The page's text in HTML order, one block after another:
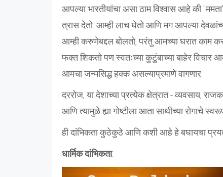
आपल्या भारतीयांचा असा ठाम विश्वास आहे की
त्रास देतो. आम्ही लाच घेतो आणि मग आपल्या
आम्ही करुणेबद्दल बोलतो, परंतु आमच्या घरात काम
फक्त शिकतो पण स्वतःच्या कुटुंबाच्या बाहेर विचार
आमचा जन्मसिद्ध हक्क असल्याप्रमाणे वागणार.
दररोज, या देशाच्या प्रत्येक क्षेत्रात - व्यवसाय,
आणि त्यामुळे ह्या गोष्टीला आता साथीच्या रोगाचे
ही दांभिकता कुठेकुठे आणि कशी आहे हे बघायचा
धार्मिक दांभिकता: